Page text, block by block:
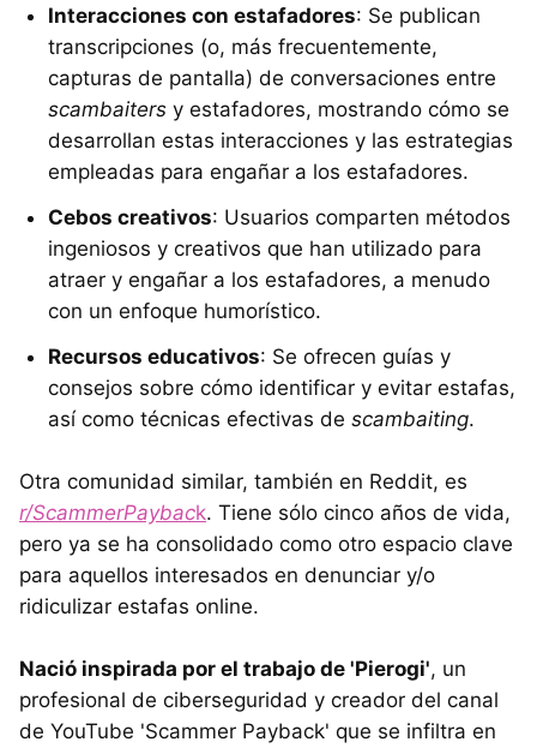
Interacciones con estafadores: Se publican
transcripciones (o, más frecuentemente,
capturas de pantalla) de conversaciones entre
scambaiters y estafadores, mostrando cómo se
desarrollan estas interacciones y las estrategias
empleadas para engañar a los estafadores.
Cebos creativos: Usuarios comparten métodos
ingeniosos y creativos que han utilizado para
atraer y engañar a los estafadores, a menudo
con un enfoque humorístico.
Recursos educativos: Se ofrecen guías y
consejos sobre cómo identificar y evitar estafas,
así como técnicas efectivas de scambaiting.
Otra comunidad similar, también en Reddit, es
r/ScammerPayback. Tiene sólo cinco años de vida,
pero ya se ha consolidado como otro espacio clave
para aquellos interesados en denunciar y/o
ridiculizar estafas online.
Nació inspirada por el trabajo de 'Pierogi', un
profesional de ciberseguridad y creador del canal
de YouTube 'Scammer Payback' que se infiltra en